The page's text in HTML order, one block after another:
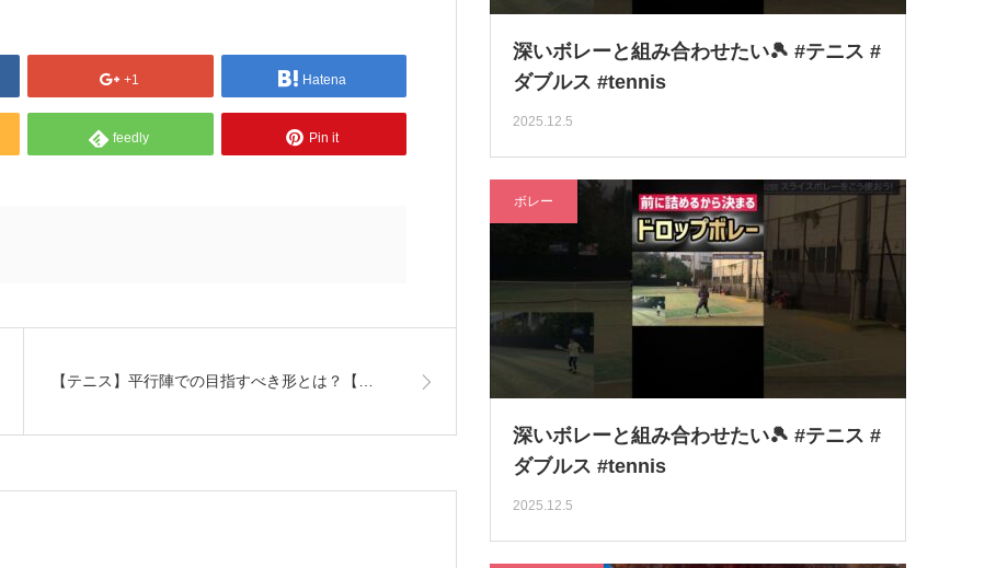
+1 Hatena
feedly Pin it
【テニス】平行陣での目指すべき形とは？【…
深いボレーと組み合わせたい🎾 #テニス #
ダブルス #tennis
2025.12.5
ボレー
深いボレーと組み合わせたい🎾 #テニス #
ダブルス #tennis
2025.12.5